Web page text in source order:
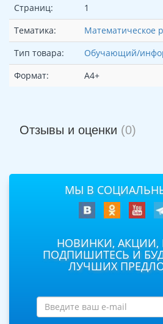
Страниц:
1
Тематика:
Математическое
Тип товара:
Обучающий/
Формат:
А4+
Отзывы и оценки (0)
МЫ В
НОВИНКИ, АКЦИИ,
ПОДПИШИТЕСЬ И
ЛУЧШИХ